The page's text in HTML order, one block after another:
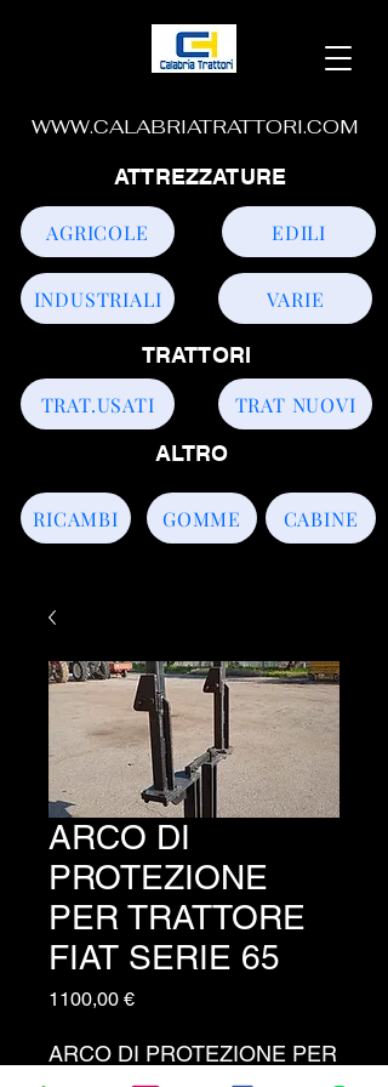
WWW.CALABRIATRATTORI.COM
TRAT.USATI TRAT NUOVI
INDUSTRIALI
AGRICOLE EDILI
VARIE
CABINE
GOMME
RICAMBI
ATTREZZATURE
TRATTORI
ALTRO
ARCO DI
PROTEZIONE
PER TRATTORE
FIAT SERIE 65
1100,00 €Prezzo
ARCO DI PROTEZIONE PER